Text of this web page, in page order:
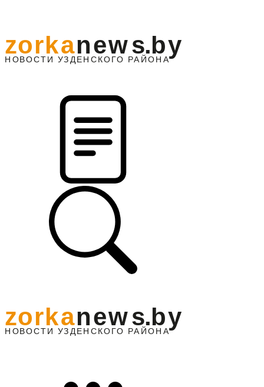
НО ВОСТИ УЗДЕНС КО ГО РАЙОНА
zorkanews.by